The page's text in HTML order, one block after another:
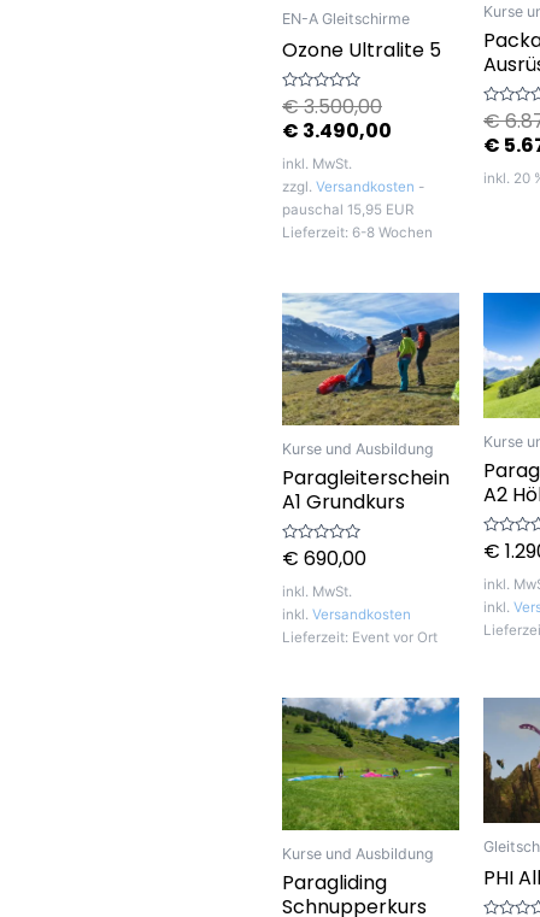
EN-A Gleitschirme
Ozone Ultralite 5
Bewertet
mit
0
5
€3.500,00
€ 3.490,00
inkl. MwSt.
zzgl. Versandkosten -
pauschal 15,95 EUR
Lieferzeit: 6-8 Wochen
Kurse
Bewertet
mit
0
5
€
€
inkl. 20
Kurse und Ausbildung
Paragleiterschein
A1 Grundkurs
Bewertet
mit
0
von
5
€ 690,00
inkl. MwSt.
inkl. Versandkosten
Lieferzeit: Event vor Ort
Kurse
A2
Bewertet
mit
0
von
5
€
inkl.
inkl.
Kurse und Ausbildung
Paragliding
Schnupperkurs
PHI